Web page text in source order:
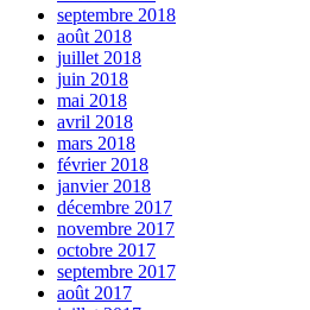
septembre 2018
août 2018
juillet 2018
juin 2018
mai 2018
avril 2018
mars 2018
février 2018
janvier 2018
décembre 2017
novembre 2017
octobre 2017
septembre 2017
août 2017